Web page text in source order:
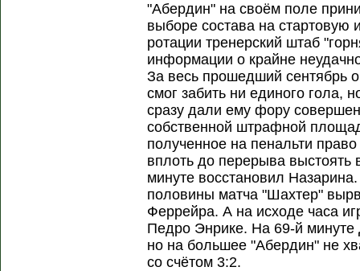
"Абердин" на своём поле
выборе состава на стартовую
ротации тренерский штаб
информации о крайне
За весь прошедший сентябрь
смог забить ни единого гола,
сразу дали ему фору
собственной штрафной
полученное на пенальти
вплоть до перерыва выстоять
минуте восстановил
половины матча "Шахтер"
Феррейра. А на исходе часа
Педро Энрике. На 69-й минуте
но на большее "Абердин" не
со счётом 3:2.